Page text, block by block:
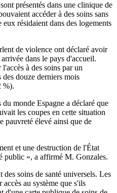
présentés dans une clinique de
accéder à des soins sans
résidaient dans des logements
de violence ont déclaré avoir
dans le pays d'accueil.
à des soins par un
douze derniers mois
%).
monde Espagne a déclaré que
les coupes en cette situation
pauvreté élevé ainsi que de
et une destruction de l'État
public », a affirmé M. Gonzales.
soins de santé universels. Les
au système que s'ils